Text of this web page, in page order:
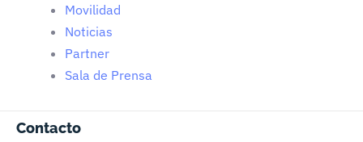
Movilidad
Noticias
Partner
Sala de Prensa
Contacto